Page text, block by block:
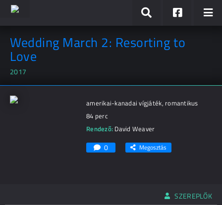
Wedding March 2: Resorting to
Love
2017
amerikai-kanadai vígjáték, romantikus
84 perc
Rendező: David Weaver
0 Megosztás
SZEREPLŐK